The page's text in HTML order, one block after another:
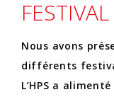
Nous avons
différents
L’HPS a